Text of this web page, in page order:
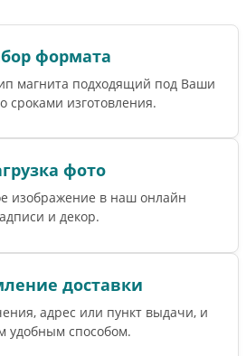
формата
магнита подходящий под Ваши
сроками изготовления.
фото
изображение в наш онлайн
и декор.
доставки
адрес или пункт выдачи, и
удобным способом.